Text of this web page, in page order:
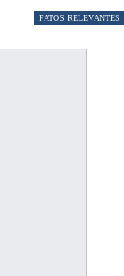
FATOS RELEVANTES